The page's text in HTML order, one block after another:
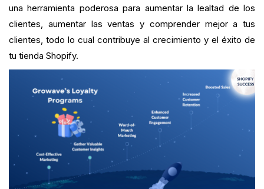
una herramienta poderosa para aumentar la lealtad de los
clientes, aumentar las ventas y comprender mejor a tus
clientes, todo lo cual contribuye al crecimiento y el éxito de
tu tienda Shopify.